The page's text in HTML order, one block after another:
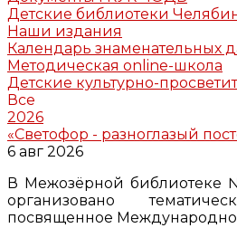
Детские библиотеки
Наши издания
Календарь знаменательных
Методическая online-школа
Детские культурно-
Все
2026
«Светофор - разноглазый
6 авг 2026
В Межозёрной библиотеке
организовано
посвященное